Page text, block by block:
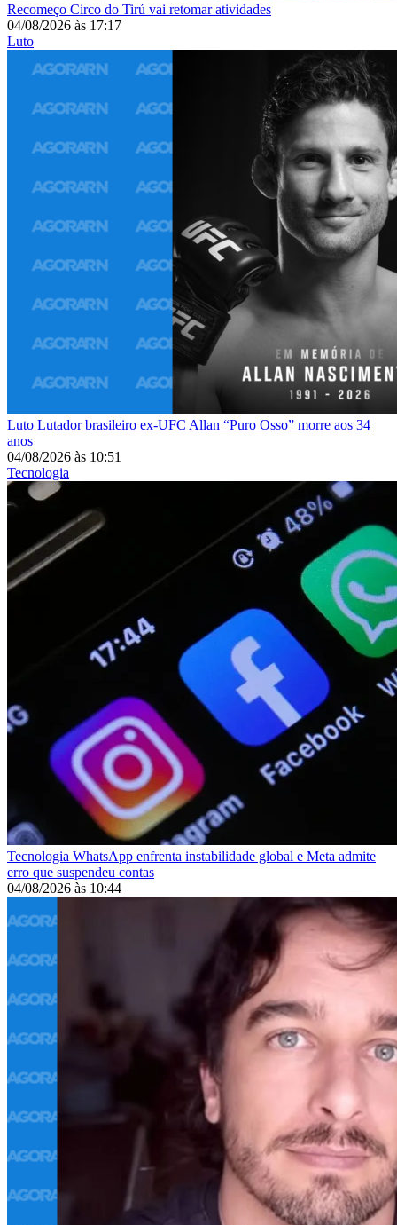
Recomeço Circo do Tirú vai retomar atividades
04/08/2026 às 17:17
Luto
Luto Lutador brasileiro ex-UFC Allan “Puro Osso” morre aos 34
anos
04/08/2026 às 10:51
Tecnologia
Tecnologia WhatsApp enfrenta instabilidade global e Meta admite
erro que suspendeu contas
04/08/2026 às 10:44